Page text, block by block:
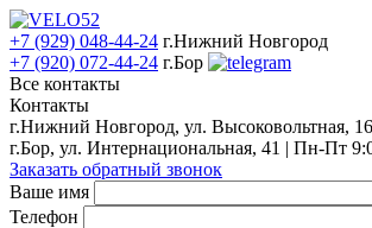
+7 (929) 048-44-24 г.Нижний Новгород
+7 (920) 072-44-24 г.Бор
Все контакты
Контакты
г.Нижний Новгород, ул. Высоковольтная,
г.Бор, ул. Интернациональная, 41 | Пн-Пт
Заказать обратный звонок
Ваше имя
Телефон